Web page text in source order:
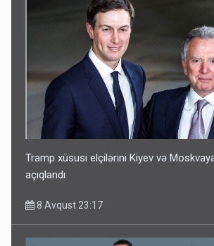
Tramp xüsusi elçilərini Kiyev və
açıqlandı
8 Avqust 23:17